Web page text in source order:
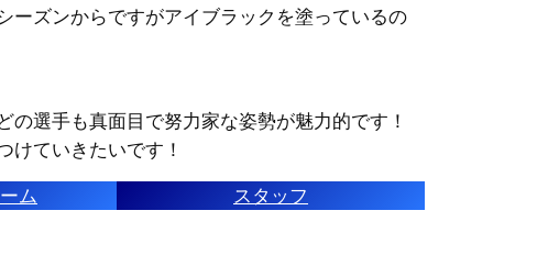
ーズンからですがアイブラックを塗っているの
選手も真面目で努力家な姿勢が魅力的です！
けていきたいです！
ム スタッフ